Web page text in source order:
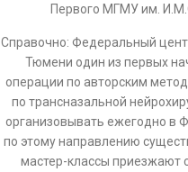
Первого МГМУ им.
Справочно: Федеральный
Тюмени один из первых
операции по авторским
по трансназальной
организовывать ежегодно в
по этому направлению
мастер-классы приезжают